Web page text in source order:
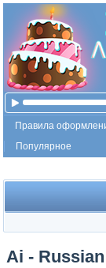
Правила
Популярное
Ai -